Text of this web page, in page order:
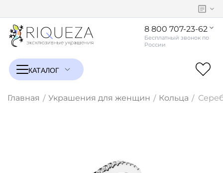
8 800 707-23-62
Главная / Украшения для женщин / Кольца /